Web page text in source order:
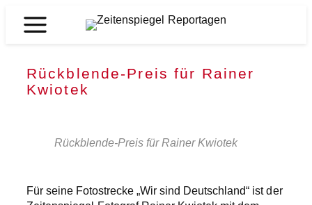
Inhalt
Zeitenspiegel
Rückblende-Preis für Rainer
Kwiotek
Rückblende-Preis für Rainer Kwiotek
Für seine Fotostrecke „Wir sind Deutschland“ ist der